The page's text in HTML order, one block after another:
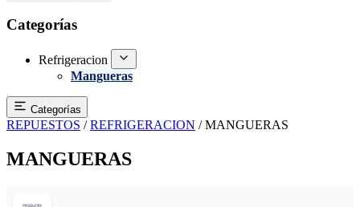
Categorías
Refrigeracion
Mangueras
Categorías
REPUESTOS / REFRIGERACION / MANGUERAS
MANGUERAS